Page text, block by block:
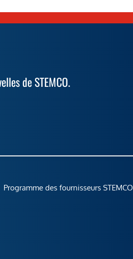
de STEMCO.
Programme des fournisseurs STEMCO